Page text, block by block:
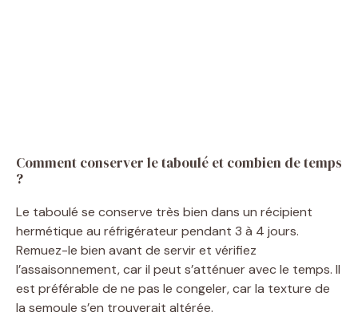
Comment conserver le taboulé et combien de temps
?
Le taboulé se conserve très bien dans un récipient
hermétique au réfrigérateur pendant 3 à 4 jours.
Remuez-le bien avant de servir et vérifiez
l’assaisonnement, car il peut s’atténuer avec le temps. Il
est préférable de ne pas le congeler, car la texture de
la semoule s’en trouverait altérée.